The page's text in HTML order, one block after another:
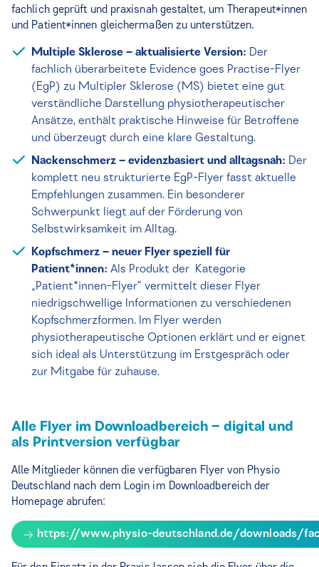
fachlich geprüft und praxisnah gestaltet, um Therapeut*innen
und Patient*innen gleichermaßen zu unterstützen.
Multiple Sklerose – aktualisierte Version: Der
fachlich überarbeitete Evidence goes Practise-Flyer
(EgP) zu Multipler Sklerose (MS) bietet eine gut
verständliche Darstellung physiotherapeutischer
Ansätze, enthält praktische Hinweise für Betroffene
und überzeugt durch eine klare Gestaltung.
Nackenschmerz – evidenzbasiert und alltagsnah: Der
komplett neu strukturierte EgP-Flyer fasst aktuelle
Empfehlungen zusammen. Ein besonderer
Schwerpunkt liegt auf der Förderung von
Selbstwirksamkeit im Alltag.
Kopfschmerz – neuer Flyer speziell für
Patient*innen: Als Produkt der Kategorie
„Patient*innen-Flyer“ vermittelt dieser Flyer
niedrigschwellige Informationen zu verschiedenen
Kopfschmerzformen. Im Flyer werden
physiotherapeutische Optionen erklärt und er eignet
sich ideal als Unterstützung im Erstgespräch oder
zur Mitgabe für zuhause.
Alle Flyer im Downloadbereich – digital und
als Printversion verfügbar
Alle Mitglieder können die verfügbaren Flyer von Physio
Deutschland nach dem Login im Downloadbereich der
Homepage abrufen:
https://www.physio-deutschland.de/downloads/